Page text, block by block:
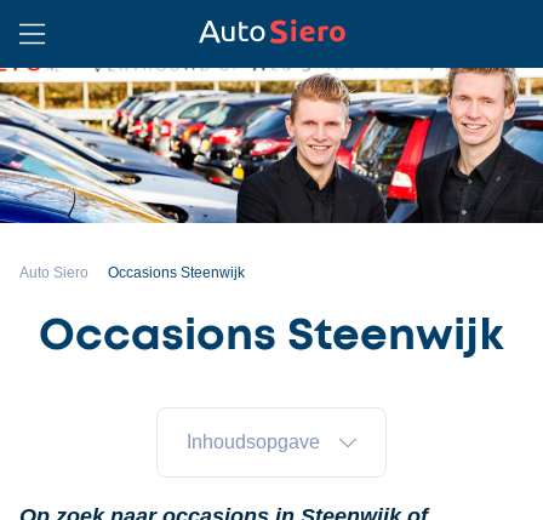
Auto Siero Occasions Steenwijk
Occasions Steenwijk
Inhoudsopgave